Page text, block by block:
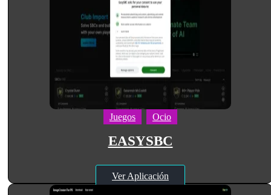
Juegos Ocio
EASYSBC
Ver Aplicación